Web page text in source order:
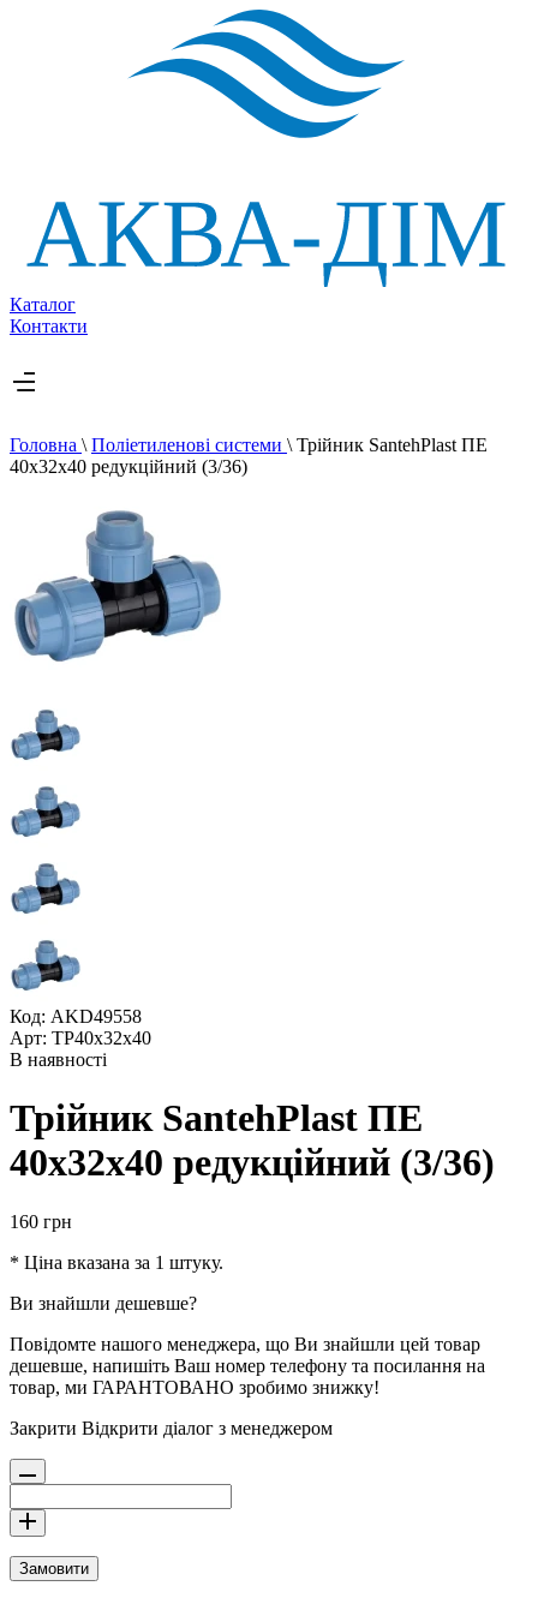
Каталог
Контакти
Головна \ Поліетиленові системи \ Трійник SantehPlast ПЕ
40х32х40 редукційний (3/36)
Код: AKD49558
Арт: ТР40x32x40
В наявності
Трійник SantehPlast ПЕ
40х32х40 редукційний (3/36)
160 грн
* Ціна вказана за 1 штуку.
Ви знайшли дешевше?
Повідомте нашого менеджера, що Ви знайшли цей товар
дешевше, напишіть Ваш номер телефону та посилання на
товар, ми ГАРАНТОВАНО зробимо знижку!
Закрити Відкрити діалог з менеджером
Замовити